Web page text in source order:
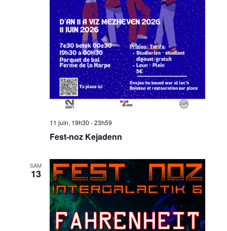
11 juin, 19h30 -23h59
Fest-noz Kejadenn
SAM
13